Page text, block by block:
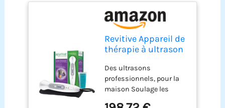
Revitive Appareil de
thérapie à ultrason
Des ultrasons
professionnels, pour la
maison Soulage les